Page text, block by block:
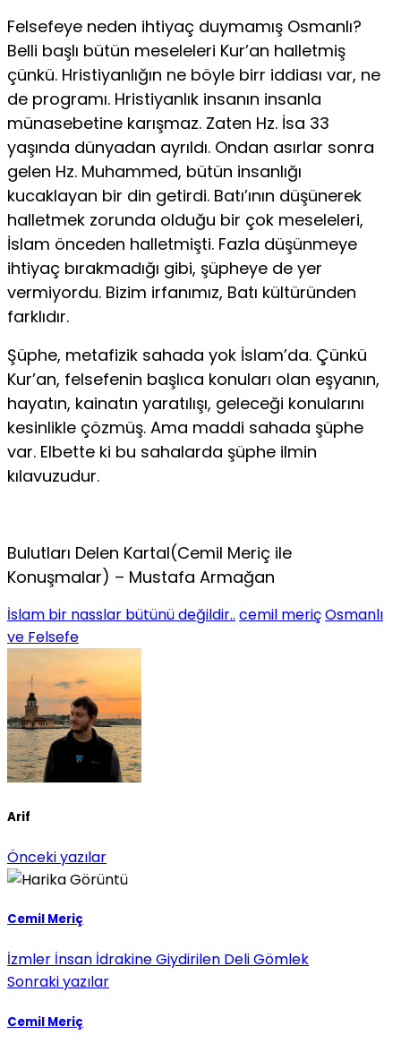
Felsefeye neden ihtiyaç duymamış Osmanlı?
Belli başlı bütün meseleleri Kur’an halletmiş
çünkü. Hristiyanlığın ne böyle birr iddiası var, ne
de programı. Hristiyanlık insanın insanla
münasebetine karışmaz. Zaten Hz. İsa 33
yaşında dünyadan ayrıldı. Ondan asırlar sonra
gelen Hz. Muhammed, bütün insanlığı
kucaklayan bir din getirdi. Batı’ının düşünerek
halletmek zorunda olduğu bir çok meseleleri,
İslam önceden halletmişti. Fazla düşünmeye
ihtiyaç bırakmadığı gibi, şüpheye de yer
vermiyordu. Bizim irfanımız, Batı kültüründen
farklıdır.
Şüphe, metafizik sahada yok İslam’da. Çünkü
Kur’an, felsefenin başlıca konuları olan eşyanın,
hayatın, kainatın yaratılışı, geleceği konularını
kesinlikle çözmüş. Ama maddi sahada şüphe
var. Elbette ki bu sahalarda şüphe ilmin
kılavuzudur.
Bulutları Delen Kartal(Cemil Meriç ile
Konuşmalar) – Mustafa Armağan
İslam bir nasslar bütünü değildir.. cemil meriçOsmanlı
ve Felsefe
Arif
Önceki yazılar
Cemil Meriç
İzmler İnsan İdrakine Giydirilen Deli Gömlek
Sonraki yazılar
Cemil Meriç